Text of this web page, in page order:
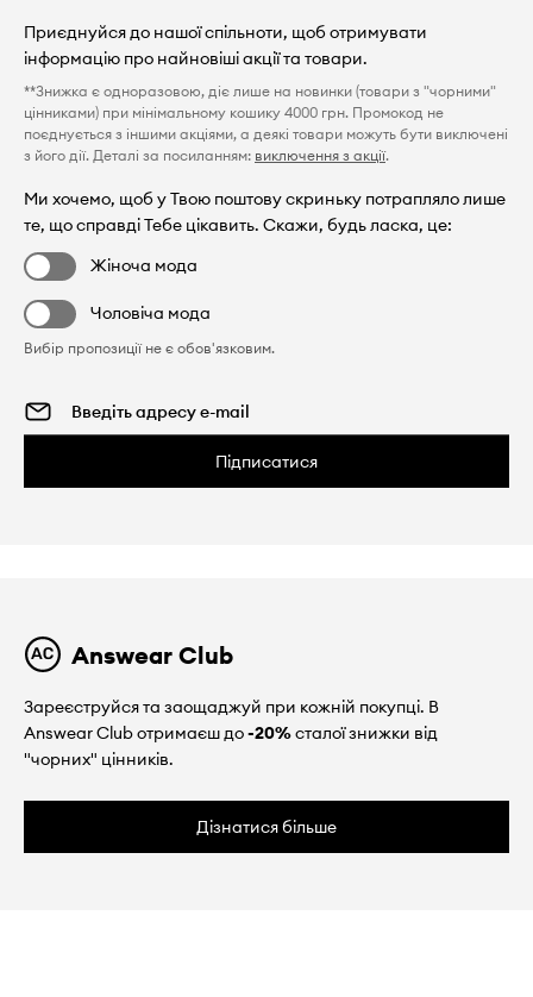
Приєднуйся до нашої спільноти, щоб отримувати
інформацію про найновіші акції та товари.
**Знижка є одноразовою, діє лише на новинки (товари з "чорними"
цінниками) при мінімальному кошику 4000 грн. Промокод не
поєднується з іншими акціями, а деякі товари можуть бути виключені
з його дії. Деталі за посиланням: виключення з акції.
Ми хочемо, щоб у Твою поштову скриньку потрапляло лише
те, що справді Тебе цікавить. Скажи, будь ласка, це:
Жіноча мода
Чоловіча мода
Вибір пропозиції не є обов'язковим.
Підписатися
Answear Club
Зареєструйся та заощаджуй при кожній покупці. В
Answear Club отримаєш до-20%сталої знижки від
"чорних" цінників.
Дізнатися більше